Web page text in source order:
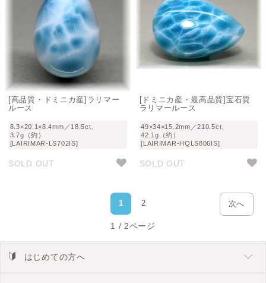
[高品質・ドミニカ産]ラリマー
ルース
8.3×20.1×8.4mm／18.5ct、
3.7g（約）
[LAIRIMAR-LS702IS]
SOLD OUT
[ドミニカ産・最高品質]宝石質
ラリマールース
49×34×15.2mm／210.5ct、
42.1g（約）
[LAIRIMAR-HQLS806IS]
SOLD OUT
1 2 次へ
1 / 2ページ
はじめての方へ